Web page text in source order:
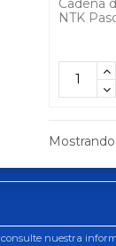
Cadena
NTK
Mostrando
nuestra